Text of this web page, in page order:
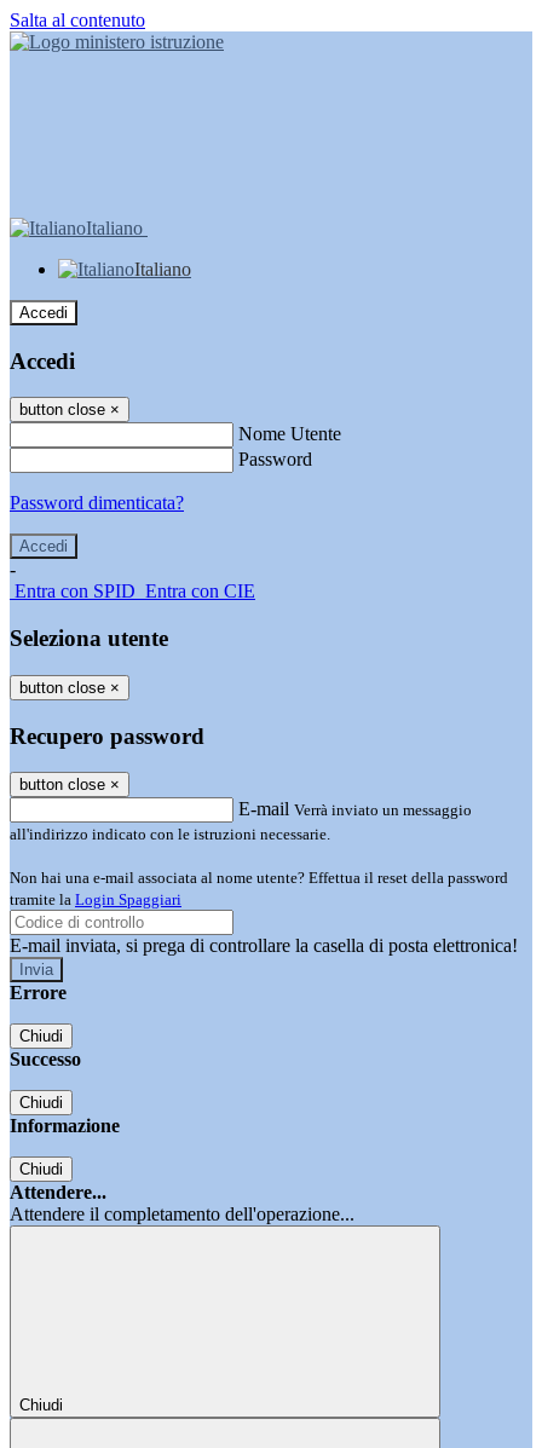
Salta al contenuto
Italiano
Italiano
Accedi
Accedi
button close ×
Nome Utente
Password
Password dimenticata?
-
Entra con SPID Entra con CIE
Seleziona utente
button close ×
Recupero password
button close ×
E-mail Verrà inviato un messaggio
all'indirizzo indicato con le istruzioni necessarie.
Non hai una e-mail associata al nome utente? Effettua il reset della password
tramite la Login Spaggiari
E-mail inviata, si prega di controllare la casella di posta elettronica!
Errore
Chiudi
Successo
Chiudi
Informazione
Chiudi
Attendere...
Attendere il completamento dell'operazione...
Chiudi